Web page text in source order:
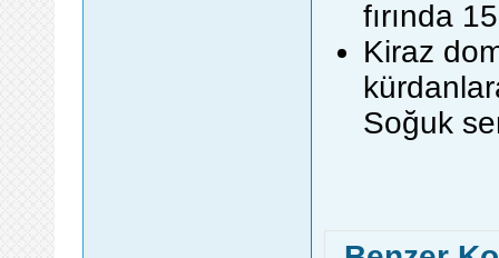
fırında
Kiraz
Soğuk